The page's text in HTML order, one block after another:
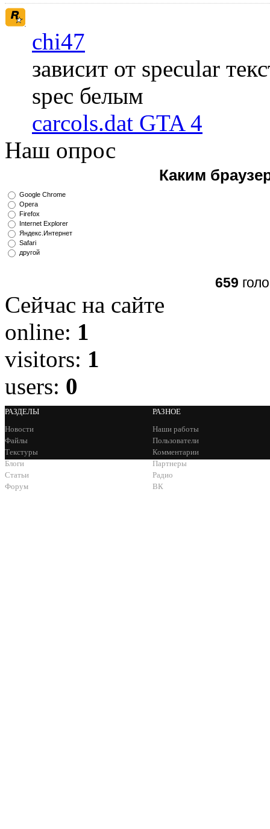
chi47
зависит от specular
spec белым
carcols.dat GTA 4
Наш опрос
Каким
Google Chrome
Opera
Firefox
Internet Explorer
Яндекс.Интернет
Safari
другой
659
Сейчас на сайте
online: 1
visitors: 1
users: 0
РАЗДЕЛЫ
Новости
Файлы
Текстуры
Блоги
Статьи
Форум
РАЗНОЕ
Наши работы
Пользователи
Комментарии
Партнеры
Радио
ВК